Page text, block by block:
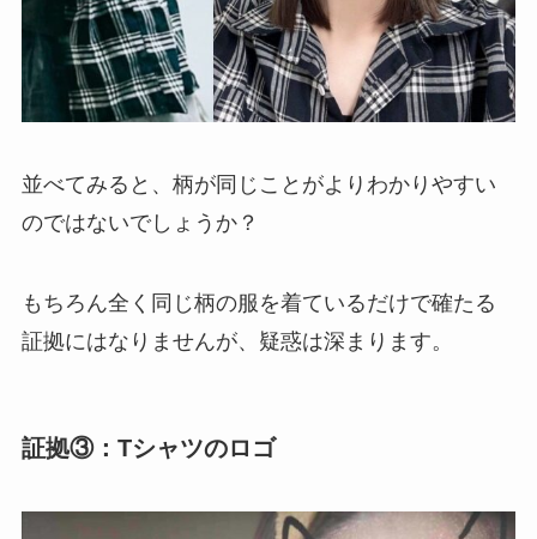
並べてみると、柄が同じことがよりわかりやすい
のではないでしょうか？
もちろん全く同じ柄の服を着ているだけで確たる
証拠にはなりませんが、疑惑は深まります。
証拠③：Tシャツのロゴ